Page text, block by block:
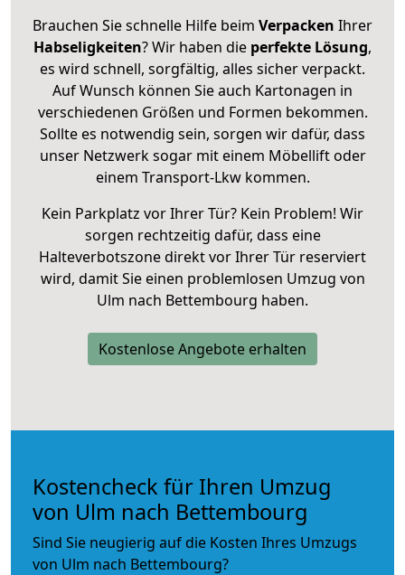
Brauchen Sie schnelle Hilfe beim Verpacken Ihrer
Habseligkeiten? Wir haben die perfekte Lösung,
es wird schnell, sorgfältig, alles sicher verpackt.
Auf Wunsch können Sie auch Kartonagen in
verschiedenen Größen und Formen bekommen.
Sollte es notwendig sein, sorgen wir dafür, dass
unser Netzwerk sogar mit einem Möbellift oder
einem Transport-Lkw kommen.
Kein Parkplatz vor Ihrer Tür? Kein Problem! Wir
sorgen rechtzeitig dafür, dass eine
Halteverbotszone direkt vor Ihrer Tür reserviert
wird, damit Sie einen problemlosen Umzug von
Ulm nach Bettembourg haben.
Kostenlose Angebote erhalten
Kostencheck für Ihren Umzug
von Ulm nach Bettembourg
Sind Sie neugierig auf die Kosten Ihres Umzugs
von Ulm nach Bettembourg?